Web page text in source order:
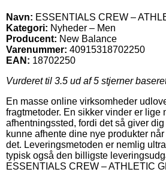
Navn: ESSENTIALS CREW –
Kategori: Nyheder – Men
Producent: New Balance
Varenummer: 40915318702250
EAN: 18702250
Vurderet til 3.5 ud af 5 stjerner
En masse online virksomheder
fragtmetoder. En sikker vinder er lige
afhentningssted, fordi det så giver
kunne afhente dine nye produkter
det. Leveringsmetoden er nemlig
typisk også den billigste
ESSENTIALS CREW – ATHLETIC